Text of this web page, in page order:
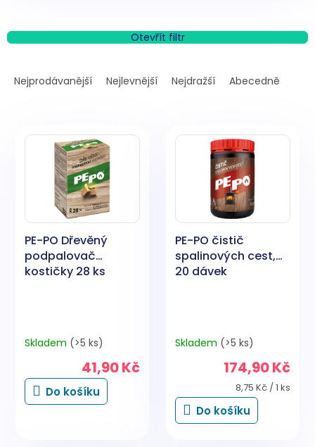
Otevřít filtr
aNejprodávanější Nejlevnější Nejdražší Abecedně
PE-PO Dřevěný
podpalovač
kostičky 28 ks
Skladem (>5 ks)
41,90 Kč
Do košíku
PE-PO čistič
spalinových cest,
20 dávek
Skladem (>5 ks)
174,90 Kč
Měrná
cena:
8,75 Kč / 1 ks
Do košíku